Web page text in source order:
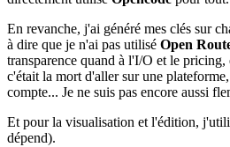
En revanche, j'ai généré mes clés sur
à dire que je n'ai pas utilisé Open
transparence quand à l'I/O et le pricing,
c'était la mort d'aller sur une
compte... Je ne suis pas encore aussi
Et pour la visualisation et l'édition,
dépend).